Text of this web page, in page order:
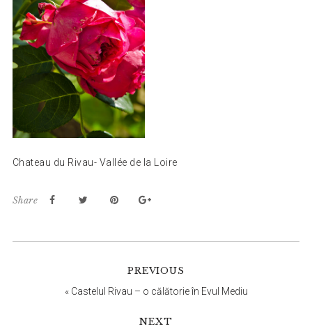
Chateau du Rivau- Vallée de la Loire
Share
PREVIOUS
« Castelul Rivau – o călătorie în Evul Mediu
NEXT